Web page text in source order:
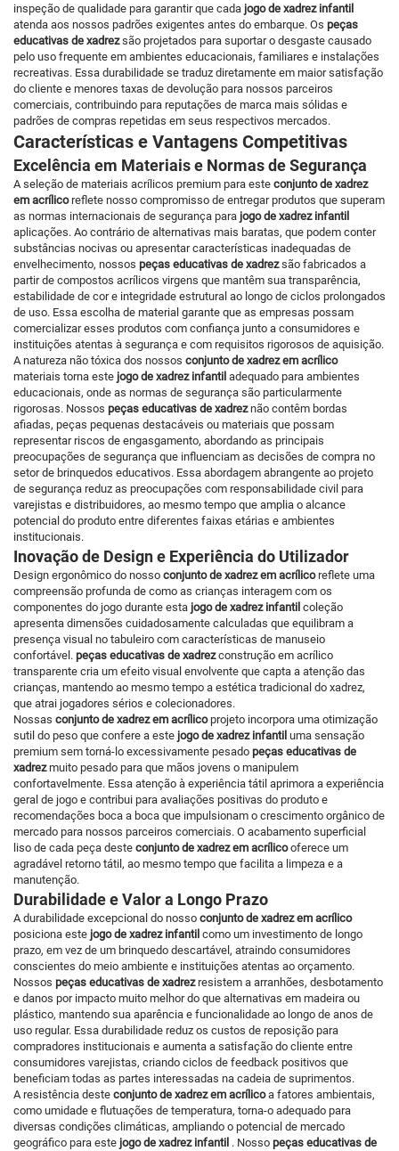
inspeção de qualidade para garantir que cada jogo de xadrez infantil
atenda aos nossos padrões exigentes antes do embarque. Os peças
educativas de xadrezsão projetados para suportar o desgaste causado
pelo uso frequente em ambientes educacionais, familiares e instalações
recreativas. Essa durabilidade se traduz diretamente em maior satisfação
do cliente e menores taxas de devolução para nossos parceiros
comerciais, contribuindo para reputações de marca mais sólidas e
padrões de compras repetidas em seus respectivos mercados.
Características e Vantagens Competitivas
Excelência em Materiais e Normas de Segurança
A seleção de materiais acrílicos premium para este conjunto de xadrez
em acrílico reflete nosso compromisso de entregar produtos que superam
as normas internacionais de segurança para jogo de xadrez infantil
aplicações. Ao contrário de alternativas mais baratas, que podem conter
substâncias nocivas ou apresentar características inadequadas de
envelhecimento, nossos peças educativas de xadrezsão fabricados a
partir de compostos acrílicos virgens que mantêm sua transparência,
estabilidade de cor e integridade estrutural ao longo de ciclos prolongados
de uso. Essa escolha de material garante que as empresas possam
comercializar esses produtos com confiança junto a consumidores e
instituições atentas à segurança e com requisitos rigorosos de aquisição.
A natureza não tóxica dos nossos conjunto de xadrez em acrílico
materiais torna este jogo de xadrez infantil adequado para ambientes
educacionais, onde as normas de segurança são particularmente
rigorosas. Nossos peças educativas de xadrez não contêm bordas
afiadas, peças pequenas destacáveis ou materiais que possam
representar riscos de engasgamento, abordando as principais
preocupações de segurança que influenciam as decisões de compra no
setor de brinquedos educativos. Essa abordagem abrangente ao projeto
de segurança reduz as preocupações com responsabilidade civil para
varejistas e distribuidores, ao mesmo tempo que amplia o alcance
potencial do produto entre diferentes faixas etárias e ambientes
institucionais.
Inovação de Design e Experiência do Utilizador
Design ergonômico do nosso conjunto de xadrez em acrílico reflete uma
compreensão profunda de como as crianças interagem com os
componentes do jogo durante esta jogo de xadrez infantil coleção
apresenta dimensões cuidadosamente calculadas que equilibram a
presença visual no tabuleiro com características de manuseio
confortável. peças educativas de xadrezconstrução em acrílico
transparente cria um efeito visual envolvente que capta a atenção das
crianças, mantendo ao mesmo tempo a estética tradicional do xadrez,
que atrai jogadores sérios e colecionadores.
Nossas conjunto de xadrez em acrílico projeto incorpora uma otimização
sutil do peso que confere a este jogo de xadrez infantil uma sensação
premium sem torná-lo excessivamente pesado peças educativas de
xadrezmuito pesado para que mãos jovens o manipulem
confortavelmente. Essa atenção à experiência tátil aprimora a experiência
geral de jogo e contribui para avaliações positivas do produto e
recomendações boca a boca que impulsionam o crescimento orgânico de
mercado para nossos parceiros comerciais. O acabamento superficial
liso de cada peça deste conjunto de xadrez em acrílicooferece um
agradável retorno tátil, ao mesmo tempo que facilita a limpeza e a
manutenção.
Durabilidade e Valor a Longo Prazo
A durabilidade excepcional do nosso conjunto de xadrez em acrílico
posiciona este jogo de xadrez infantil como um investimento de longo
prazo, em vez de um brinquedo descartável, atraindo consumidores
conscientes do meio ambiente e instituições atentas ao orçamento.
Nossos peças educativas de xadrez resistem a arranhões, desbotamento
e danos por impacto muito melhor do que alternativas em madeira ou
plástico, mantendo sua aparência e funcionalidade ao longo de anos de
uso regular. Essa durabilidade reduz os custos de reposição para
compradores institucionais e aumenta a satisfação do cliente entre
consumidores varejistas, criando ciclos de feedback positivos que
beneficiam todas as partes interessadas na cadeia de suprimentos.
A resistência deste conjunto de xadrez em acrílicoa fatores ambientais,
como umidade e flutuações de temperatura, torna-o adequado para
diversas condições climáticas, ampliando o potencial de mercado
geográfico para este jogo de xadrez infantil . Nosso peças educativas de